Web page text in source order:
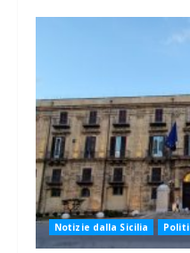
Notizie dalla Sicilia